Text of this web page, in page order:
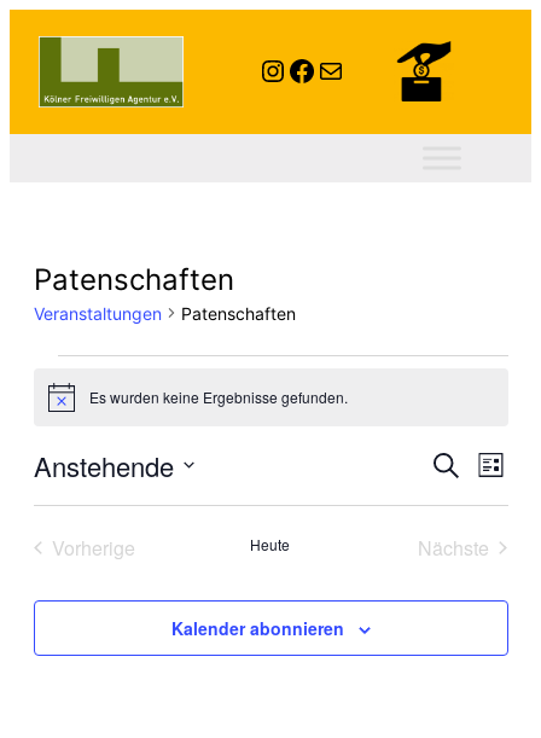
Instagram
Facebook
E-Mail
Patenschaften
Veranstaltungen Patenschaften
Veranstaltungen
HinweisEs wurden keine Ergebnisse gefunden.
und
SucheListe
Anstehende
Datum
Vorherige
Heute
Nächste
Kalender abonnieren